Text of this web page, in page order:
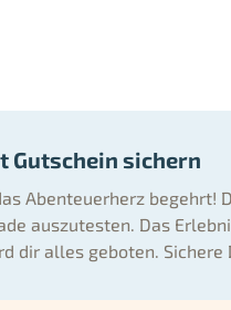
Gutschein sichern
Abenteuerherz
auszutesten. Das
dir alles geboten.